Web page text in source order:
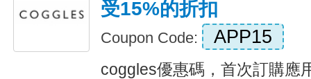
受15%的折扣
Coupon Code: APP15
coggles優惠碼，首次訂購應